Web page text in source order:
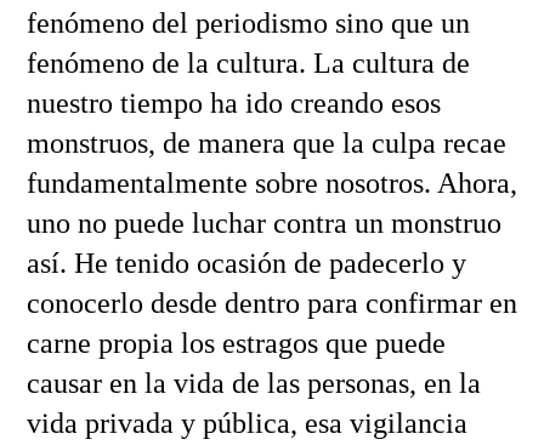
fenómeno del periodismo sino que un
fenómeno de la cultura. La cultura de
nuestro tiempo ha ido creando esos
monstruos, de manera que la culpa recae
fundamentalmente sobre nosotros. Ahora,
uno no puede luchar contra un monstruo
así. He tenido ocasión de padecerlo y
conocerlo desde dentro para confirmar en
carne propia los estragos que puede
causar en la vida de las personas, en la
vida privada y pública, esa vigilancia